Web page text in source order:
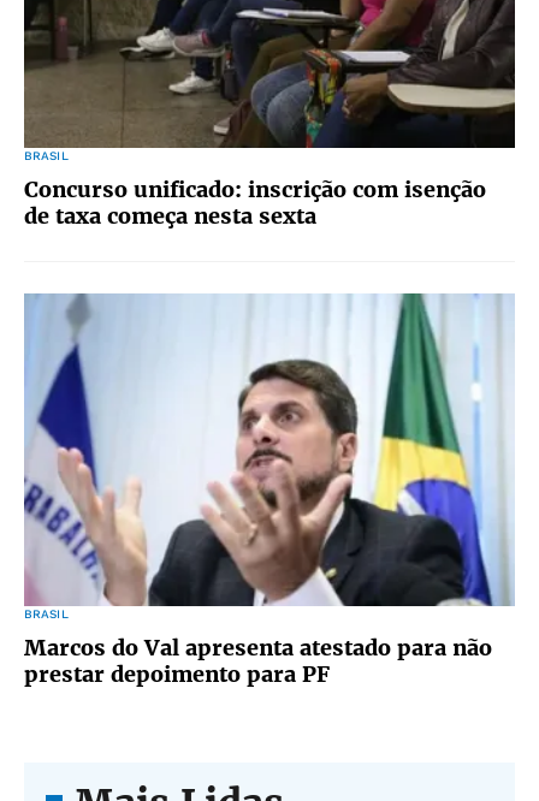
BRASIL
Concurso unificado: inscrição com isenção
de taxa começa nesta sexta
BRASIL
Marcos do Val apresenta atestado para não
prestar depoimento para PF